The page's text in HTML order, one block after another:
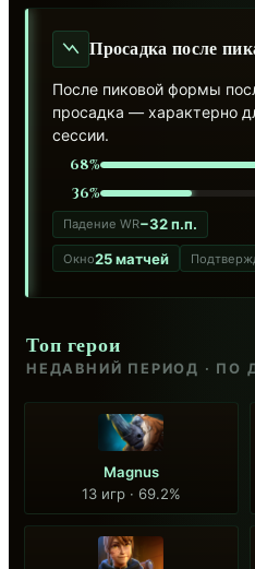
Просадка после
После пиковой формы
просадка — характерно
сессии.
68%
36%
Падение WR−32 п.п.
Окно25 матчей
Топ герои
НЕДАВНИЙ ПЕРИОД · ПО
Magnus
13 игр · 69.2%